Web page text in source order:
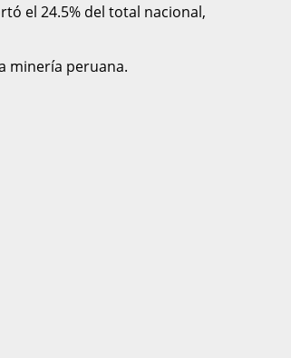
el 24.5% del total nacional,
minería peruana.